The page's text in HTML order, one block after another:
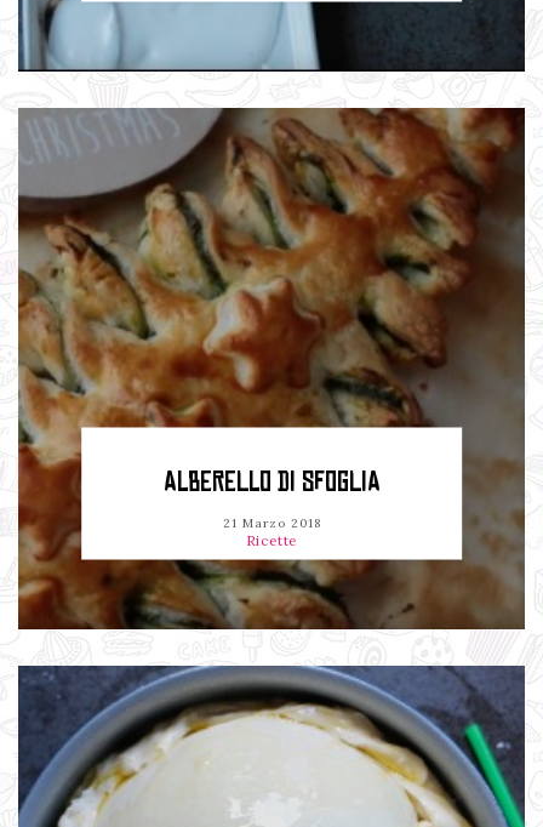
ALBERELLO DI SFOGLIA
21 Marzo 2018
Ricette